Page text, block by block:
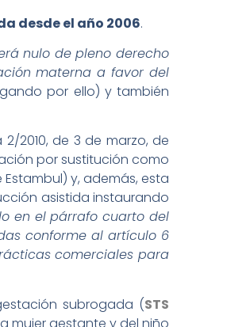
desde el año 2006.
nulo de pleno derecho
materna a favor del
por ello) y también
2010, de 3 de marzo, de
por sustitución como
y, además, esta
asistida instaurando
en el párrafo cuarto del
conforme al artículo 6
comerciales para
subrogada (STS
mujer gestante y del niño